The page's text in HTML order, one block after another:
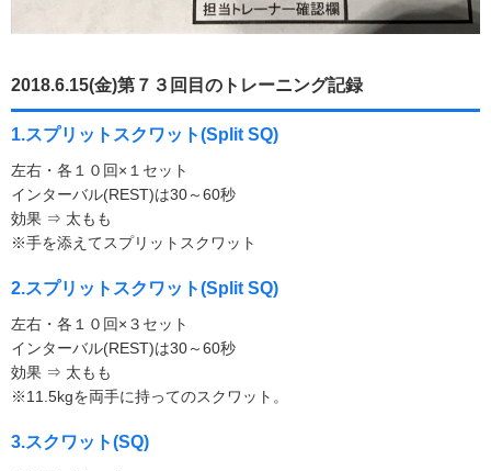
2018.6.15(金)第７３回目のトレーニング記録
1.スプリットスクワット(Split SQ)
左右・各１０回×１セット
インターバル(REST)は30～60秒
効果 ⇒ 太もも
※手を添えてスプリットスクワット
2.スプリットスクワット(Split SQ)
左右・各１０回×３セット
インターバル(REST)は30～60秒
効果 ⇒ 太もも
※11.5kgを両手に持ってのスクワット。
3.スクワット(SQ)